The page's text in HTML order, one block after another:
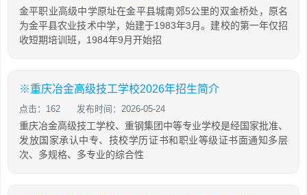
金平职业高级中学原址在金平县城南郊5公里的双金桥处，原名
为金平县农业技术中学，始建于1983年3月。建校的第一年仅招
收短期培训班，1984年9月开始招
※重庆冶金高级技工学校2026年招生简介
点击：162 发布时间：2026-05-24
重庆冶金高级技工学校、重钢集团中等专业学校是经国家批准、
发放国家承认中专、技校学历证书和职业等级证书面通知多层
次、多规格、多专业的综合性